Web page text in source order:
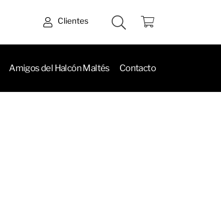
Clientes
Amigos del Halcón Maltés Contacto